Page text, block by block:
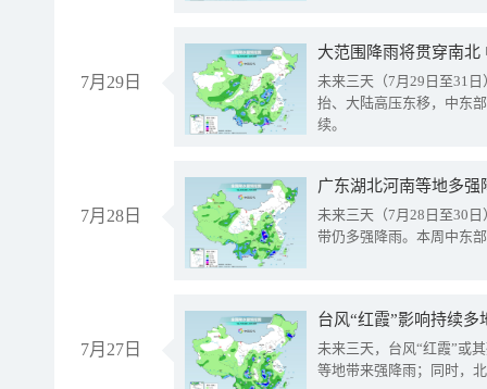
7月29日
大范围降雨将贯穿南
未来三天（7月29日至31
抬、大陆高压东移，中东
续。
7月28日
广东湖北河南等地多
未来三天（7月28日至30
带仍多强降雨。本周中东
7月27日
台风“红霞”影响持续
未来三天，台风“红霞”或
等地带来强降雨；同时，